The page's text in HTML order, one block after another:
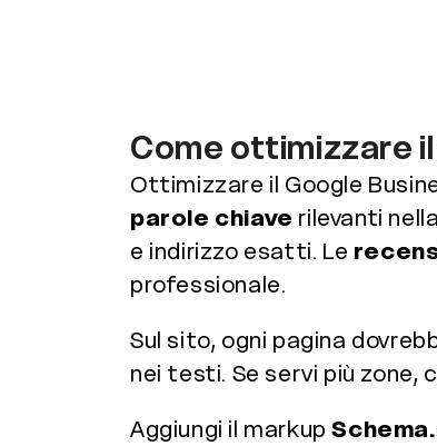
Come ottimizzare
Ottimizzare il Google
parole chiave rilevanti
e indirizzo esatti. Le
professionale.
Sul sito, ogni pagina
nei testi. Se servi più zone,
Aggiungi il markup